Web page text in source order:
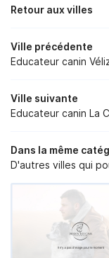
Retour aux villes
Ville précédente
Educateur canin
Ville suivante
Educateur canin La
Dans la même
D'autres villes qui